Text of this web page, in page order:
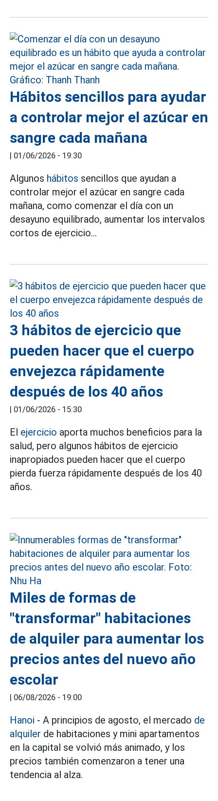
Hábitos sencillos para ayudar
a controlar mejor el azúcar en
sangre cada mañana
| 01/06/2026 - 19:30
Algunos hábitos sencillos que ayudan a
controlar mejor el azúcar en sangre cada
mañana, como comenzar el día con un
desayuno equilibrado, aumentar los intervalos
cortos de ejercicio...
3 hábitos de ejercicio que
pueden hacer que el cuerpo
envejezca rápidamente
después de los 40 años
| 01/06/2026 - 15:30
El ejercicio aporta muchos beneficios para la
salud, pero algunos hábitos de ejercicio
inapropiados pueden hacer que el cuerpo
pierda fuerza rápidamente después de los 40
años.
Miles de formas de
"transformar" habitaciones
de alquiler para aumentar los
precios antes del nuevo año
escolar
| 06/08/2026 - 19:00
Hanoi - A principios de agosto, el mercado de
alquiler de habitaciones y mini apartamentos
en la capital se volvió más animado, y los
precios también comenzaron a tener una
tendencia al alza.